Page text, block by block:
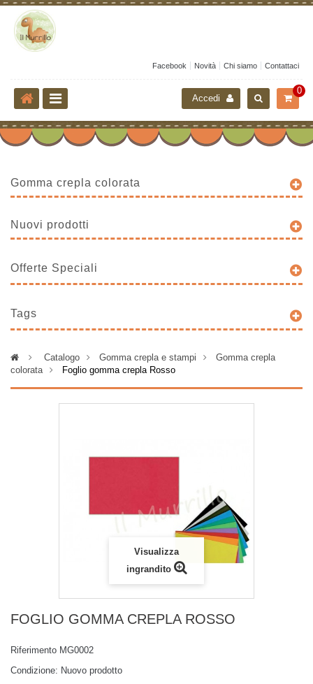
Facebook Novità Chi siamo Contattaci
0
Accedi
Gomma crepla colorata
Nuovi prodotti
Offerte Speciali
Tags
> Catalogo > Gomma crepla e stampi >
Gomma crepla
colorata
> Foglio gomma crepla Rosso
Visualizza
ingrandito
FOGLIO GOMMA CREPLA ROSSO
Riferimento MG0002
Condizione: Nuovo prodotto